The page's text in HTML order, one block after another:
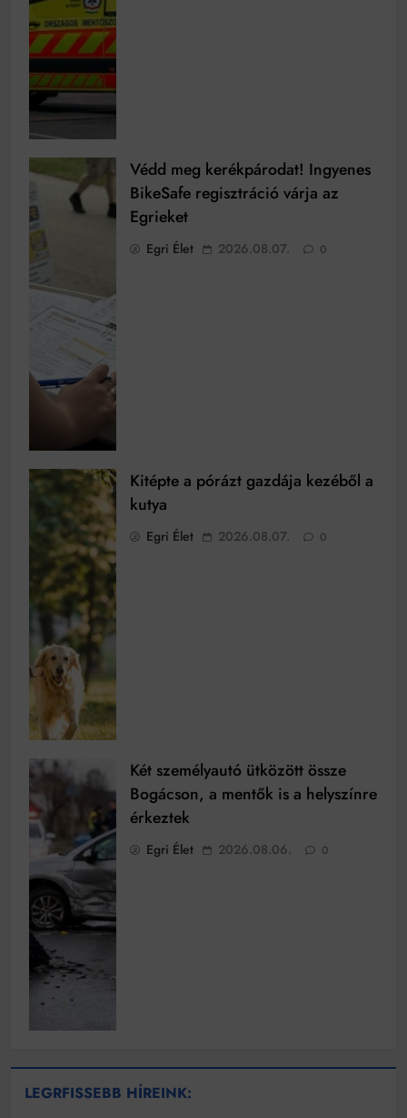
Védd meg kerékpárodat! Ingyenes
BikeSafe regisztráció várja az
Egrieket
Egri Élet 2026.08.07. 0
Kitépte a pórázt gazdája kezéből a
kutya
Egri Élet 2026.08.07. 0
Két személyautó ütközött össze
Bogácson, a mentők is a helyszínre
érkeztek
Egri Élet 2026.08.06. 0
LEGRFISSEBB HÍREINK: